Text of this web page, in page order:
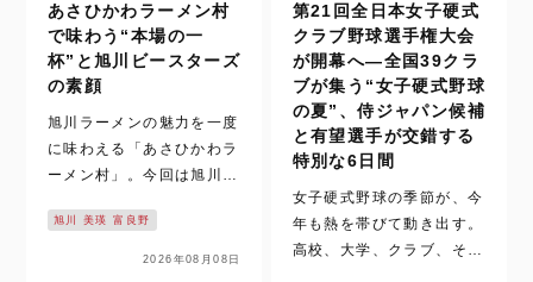
あさひかわラーメン村
で味わう“本場の一
杯”と旭川ビースターズ
の素顔
旭川ラーメンの魅力を一度
に味わえる「あさひかわラ
ーメン村」。今回は旭川ビ
店を巡り、本場の味と街の
魅力を紹介する。 そもそ
旭川 美瑛 富良野
2026年08月08日
第21回全日本女子硬式
クラブ野球選手権大会
が開幕へ―全国39クラ
ブが集う“女子硬式野球
の夏”、侍ジャパン候補
と有望選手が交錯する
特別な6日間
女子硬式野球の季節が、今
年も熱を帯びて動き出す。
高校、大学、クラブ、そし